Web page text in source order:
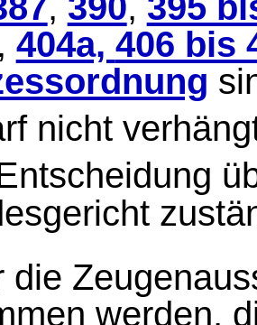
404a, 406 bis
nicht
die
werden,